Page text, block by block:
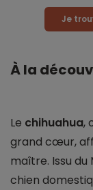
Je
À la
Le chihuahua,
grand cœur,
maître. Issu du
chien